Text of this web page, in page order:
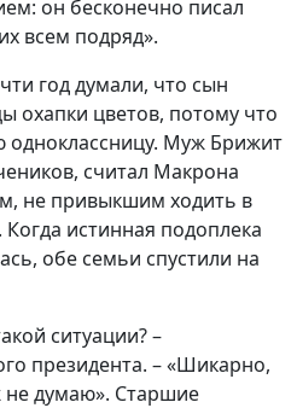
он бесконечно писал
всем подряд».
год думали, что сын
охапки цветов, потому что
одноклассницу. Муж Брижит
считал Макрона
не привыкшим ходить в
истинная подоплека
обе семьи спустили на
ситуации? –
президента. – «Шикарно,
не думаю». Старшие